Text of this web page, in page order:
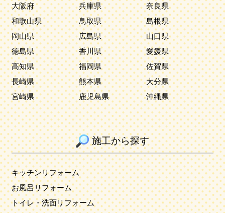
大阪府
兵庫県
奈良県
和歌山県
鳥取県
島根県
岡山県
広島県
山口県
徳島県
香川県
愛媛県
高知県
福岡県
佐賀県
長崎県
熊本県
大分県
宮崎県
鹿児島県 沖縄県
施工から探す
キッチンリフォーム
お風呂リフォーム
トイレ・洗面リフォーム